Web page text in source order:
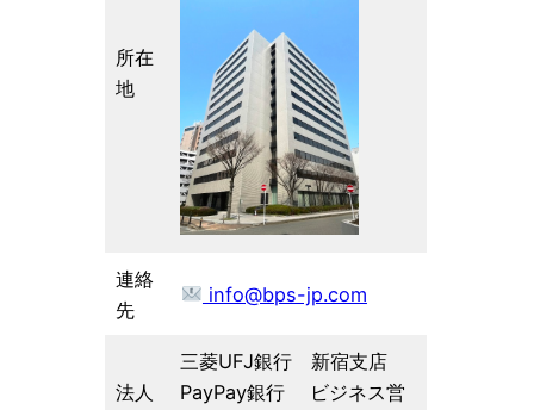
所在
地
連絡
先
info@bps-jp.com
法人
三菱UFJ銀行 新宿支店
PayPay銀行 ビジネス営